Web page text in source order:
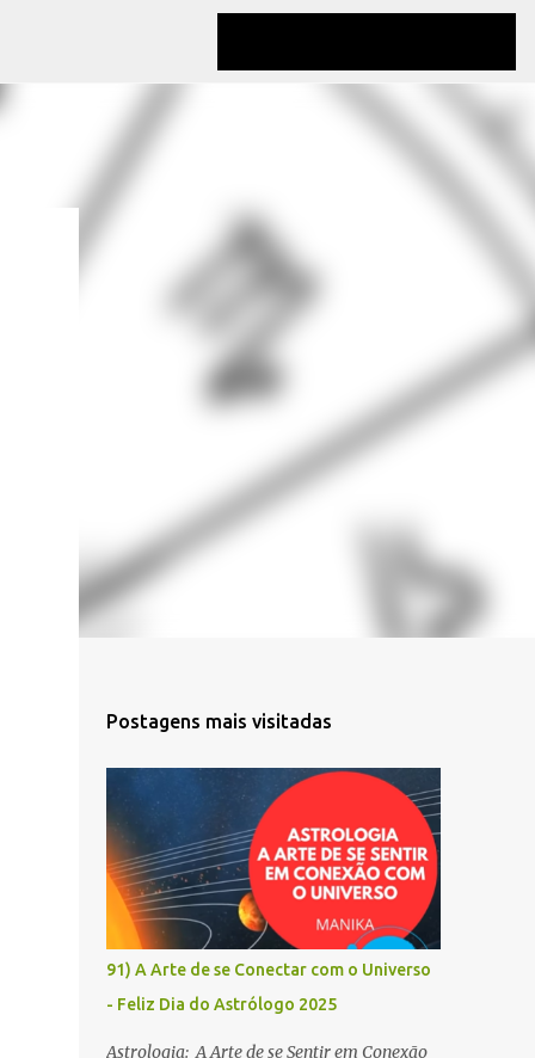
Postagens mais visitadas
91) A Arte de se Conectar com o Universo
- Feliz Dia do Astrólogo 2025
Astrologia: A Arte de se Sentir em Conexão